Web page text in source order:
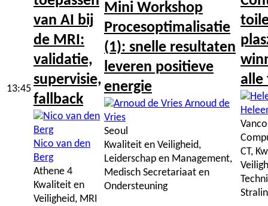
13:45
van AI bij
de MRI:
validatie,
supervisie,
fallback
Nico van den
Berg
Athene 4
Kwaliteit en
Veiligheid, MRI
Mini Workshop
Procesoptimalisatie
(1): snelle resultaten
leveren positieve
energie
Arnoud de
Vries
Seoul
Kwaliteit en Veiligheid,
Leiderschap en Management,
Medisch Secretariaat en
Ondersteuning
alle
CT,